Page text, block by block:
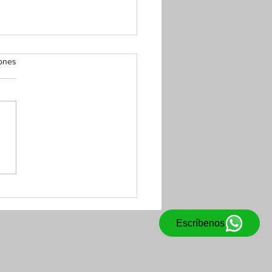
EN EL
Escríbenos